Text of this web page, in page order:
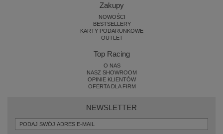
Zakupy
NOWOŚCI
BESTSELLERY
KARTY PODARUNKOWE
OUTLET
Top Racing
O NAS
NASZ SHOWROOM
OPINIE KLIENTÓW
OFERTA DLA FIRM
NEWSLETTER